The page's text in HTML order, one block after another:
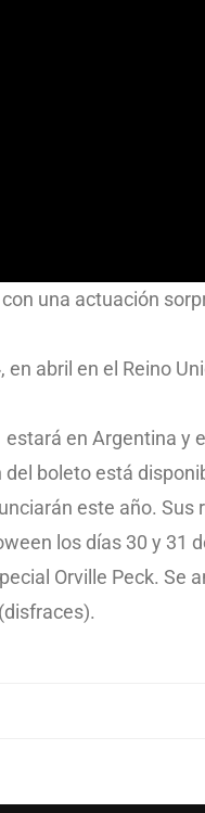
una actuación
abril en el Reino
en Argentina y
boleto está
este año.
los días 30 y 31
Orville Peck. Se